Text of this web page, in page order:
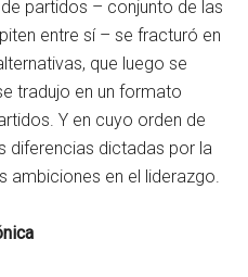
partidos – conjunto de las
entre sí – se fracturó en
que luego se
tradujo en un formato
Y en cuyo orden de
diferencias dictadas por la
ambiciones en el liderazgo.